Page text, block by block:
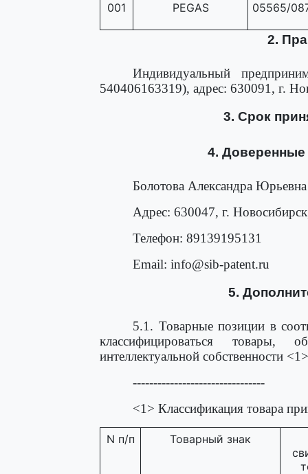
001 PEGAS 05565/
2.
Индивидуальный
540406163319), адрес: 630091, г.
3. Срок
4. Доверенные
Болотова Александра Юрьевна
Адрес: 630047, г.
Телефон: 89139195131
Email: info@sib-patent.ru
5.
5.1. Товарные позиции в
классифицироваться товары,
интеллектуальной собственности
--------------------------------
<1> Классификация товара
N п/п
Товарный знак